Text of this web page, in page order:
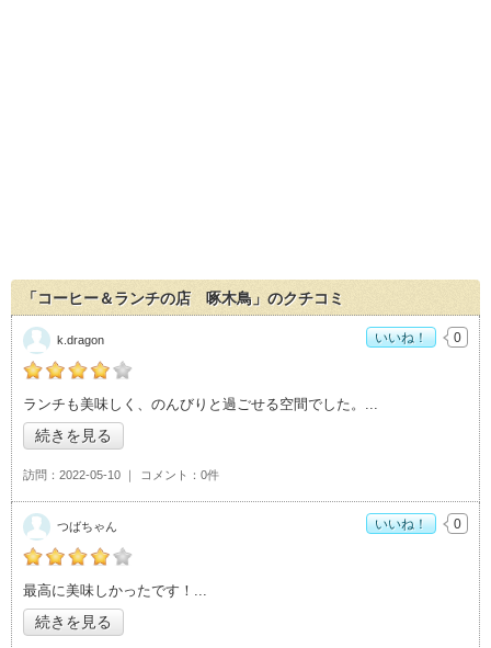
「コーヒー＆ランチの店 啄木鳥」のクチコミ
の「コーヒー＆ランチの店 啄木鳥」おすすめ度：
ランチも美味しく、のんびりと過ごせる空間でした。
続きを見る
訪問 2022-05-10 コメント 0件
k.dragon いいね！ 0
の「コーヒー＆ランチの店 啄木鳥」おすすめ度：
最高に美味しかったです！
続きを見る
つばちゃん いいね！ 0